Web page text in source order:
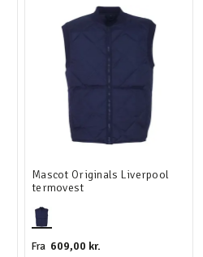
Mascot Originals Liverpool
termovest
Fra 609,00 kr.